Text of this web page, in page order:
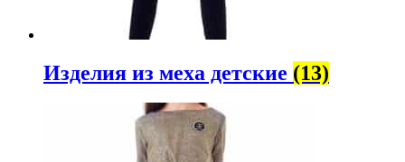
Изделия из меха детские (13)